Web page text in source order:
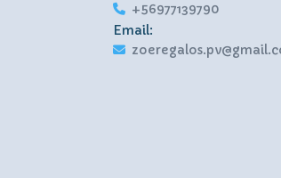
+56977139790
Email: